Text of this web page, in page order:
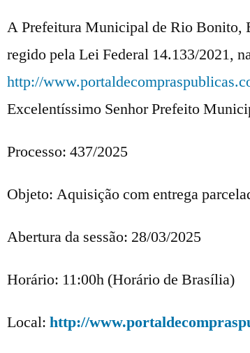
A Prefeitura Municipal de Rio Bonito,
regido pela Lei Federal 14.133/2021,
http://
Excelentíssimo Senhor Prefeito
Processo: 437/2025
Objeto: Aquisição com entrega
Abertura da sessão: 28/03/2025
Horário: 11:00h (Horário de Brasília)
Local: http://